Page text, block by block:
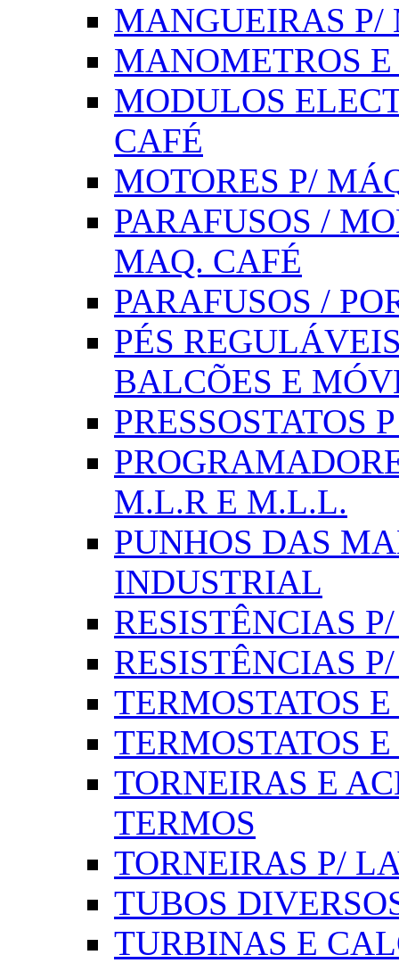
MANGUEIRAS
MANOMETROS
MODULOS
CAFÉ
MOTORES P/
PARAFUSOS /
MAQ. CAFÉ
PARAFUSOS /
PÉS
BALCÕES E
PRESSOSTATOS
M.L.R E M.L.L.
PUNHOS DAS
INDUSTRIAL
RESISTÊNCIAS
RESISTÊNCIAS
TERMOSTATOS
TERMOSTATOS
TORNEIRAS E
TERMOS
TORNEIRAS P/
TUBOS
TURBINAS E